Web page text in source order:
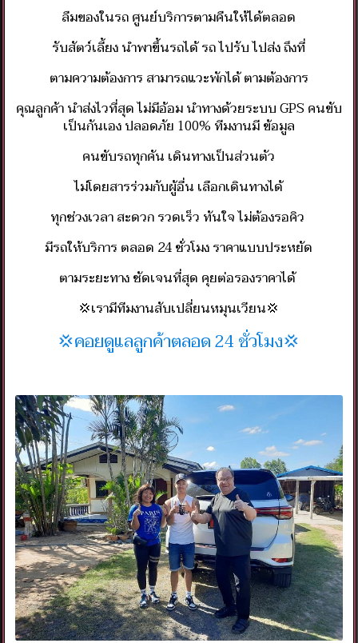
ลืมของในรถ ศูนย์บริการตามคืนให้ได้ตลอด
รับสัตว์เลี้ยง นำพาขึ้นรถได้ รถ ไปรับ ไปส่ง ถึงที่
ตามความต้องการ สามารถแวะพักได้ ตามต้องการ
คุณลูกค้า นำส่งไวที่สุด ไม่มีอ้อม นำทางด้วยระบบ GPS คนขับ
เป็นกันเอง ปลอดภัย 100% ทีมงานมี ข้อมูล
คนขับรถทุกคัน เดินทางเป็นส่วนตัว
ไม่โดยสารร่วมกับผู้อื่น เลือกเดินทางได้
ทุกช่วงเวลา สะดวก รวดเร็ว ทันใจ ไม่ต้องรอคิว
มีรถให้บริการ ตลอด 24 ชั่วโมง ราคาแบบประหยัด
ตามระยะทาง ชัดเจนที่สุด คุยต่อรองราคาได้
💢เรามีทีมงานสับเปลี่ยนหมุนเวียน💢
💢คอยดูแลลูกค้าตลอด 24 ชั่วโมง💢